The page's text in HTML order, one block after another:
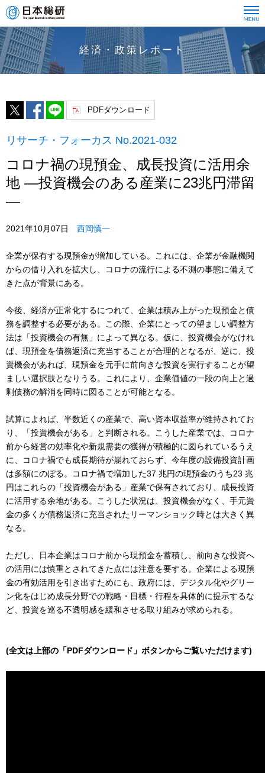
経済・政策レポート
PDFダウンロード
リサーチ・フォーカス No.2021-032
コロナ禍の現預金、成長投資に活用余
地 ―投資機会のある産業に23兆円滞留
―
2021年10月07日 西岡慎一
企業が保有する現預金が増加している。これには、企業が金融機関
からの借り入れを拡大し、コロナの流行による不測の事態に備えて
きた点が背景にある。
今後、経済が正常化するにつれて、企業は積み上がった現預金と債
務を調整する必要がある。この際、企業にとっての望ましい調整方
法は「投資機会の有無」によって異なる。仮に、投資機会がなけれ
ば、現預金を債務返済に充当することが合理的となるが、逆に、投
資機会があれば、現預金を元手に前向きな投資を実行することが望
ましい選択肢となりうる。これにより、企業価値の一段の向上と過
剰債務の解消を同時に図ることが可能となる。
試算によれば、半数近くの産業で、高い資本収益率が維持されてお
り、「投資機会がある」と判断される。こうした産業では、コロナ
前から経営の効率化や新規需要の獲得が積極的に図られているうえ
に、コロナ禍でも成長期待が崩れておらず、今年度の設備投資計画
は多額にのぼる。コロナ禍で増加した37 兆円の現預金のうち23 兆
円はこれらの「投資機会がある」産業で保有されており、成長投資
に活用する余地がある。こうした状況は、投資機会がなく、手元資
金の多くが債務返済に充当されたリーマンショック時とは大きく異
なる。
ただし、日本企業はコロナ前から現預金を蓄積し、前向きな投資へ
の活用には慎重とされてきた点には注意を要する。企業による現預
金の有効活用を引き出すためにも、政府には、デジタル化やグリー
ン化をはじめ成長分野での戦略・目標・行程を具体的に提示するな
ど、投資を巡る不透明感を緩和させる取り組みが求められる。
(全文は上部の「PDFダウンロード」ボタンからご覧いただけます)